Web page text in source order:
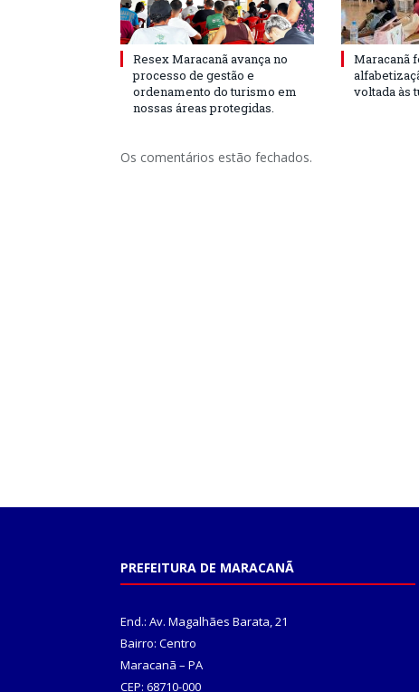
Resex Maracanã avança no
processo de gestão e
ordenamento do turismo em
nossas áreas protegidas.
Maracanã
voltada às
Os comentários estão fechados.
PREFEITURA DE MARACANÃ
End.: Av. Magalhães Barata, 21
Bairro: Centro
Maracanã – PA
CEP: 68710-000